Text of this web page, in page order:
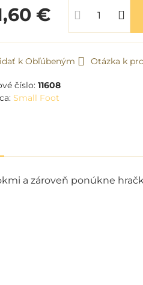
€
k Obľúbeným Otázka k
číslo:11608
Small Foot
a zároveň ponúkne